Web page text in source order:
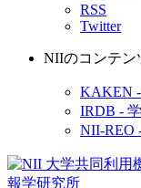
RSS
Twitter
NIIのコンテン
KAKEN
IRDB -
NII-REO